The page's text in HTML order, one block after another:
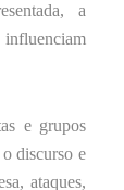
a
e grupos
discurso e
ataques,